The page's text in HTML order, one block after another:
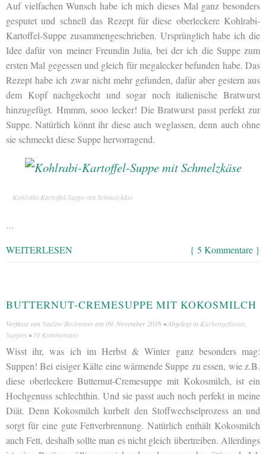
Auf vielfachen Wunsch habe ich mich dieses Mal ganz besonders
gesputet und schnell das Rezept für diese oberleckere Kohlrabi-
Kartoffel-Suppe zusammengeschrieben. Ursprünglich habe ich die
Idee dafür von meiner Freundin Julia, bei der ich die Suppe zum
ersten Mal gegessen und gleich für megalecker befunden habe. Das
Rezept habe ich zwar nicht mehr gefunden, dafür aber gestern aus
dem Kopf nachgekocht und sogar noch italienische Bratwurst
hinzugefügt. Hmmm, sooo lecker! Die Bratwurst passt perfekt zur
Suppe. Natürlich könnt ihr diese auch weglassen, denn auch ohne
sie schmeckt diese Suppe hervorragend.
Kohlrabi-Kartoffel-Suppe mit Schmelzkäse
…
WEITERLESEN { 5 Kommentare }
BUTTERNUT-CREMESUPPE MIT KOKOSMILCH
Verfasst von Nadine Beckmann am 09. November 2016 • Abgelegt in Küchengeflüster,
Suppen • 10 Kommentare
Wisst ihr, was ich im Herbst & Winter ganz besonders mag:
Suppen! Bei eisiger Kälte eine wärmende Suppe zu essen, wie z.B.
diese oberleckere Butternut-Cremesuppe mit Kokosmilch, ist ein
Hochgenuss schlechthin. Und sie passt auch noch perfekt in meine
Diät. Denn Kokosmilch kurbelt den Stoffwechselprozess an und
sorgt für eine gute Fettverbrennung. Natürlich enthält Kokosmilch
auch Fett, deshalb sollte man es nicht gleich übertreiben. Allerdings